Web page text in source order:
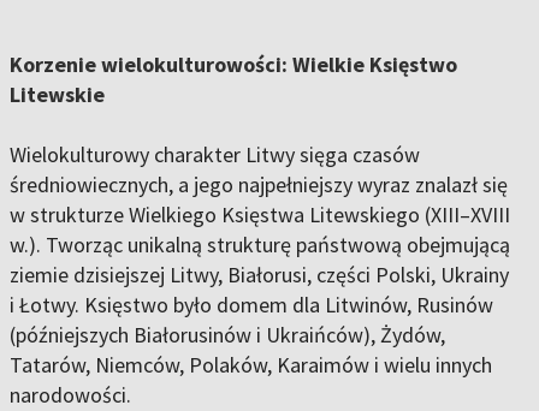
Korzenie wielokulturowości: Wielkie Księstwo
Litewskie
Wielokulturowy charakter Litwy sięga czasów
średniowiecznych, a jego najpełniejszy wyraz znalazł się
w strukturze Wielkiego Księstwa Litewskiego (XIII–XVIII
w.). Tworząc unikalną strukturę państwową obejmującą
ziemie dzisiejszej Litwy, Białorusi, części Polski, Ukrainy
i Łotwy. Księstwo było domem dla Litwinów, Rusinów
(późniejszych Białorusinów i Ukraińców), Żydów,
Tatarów, Niemców, Polaków, Karaimów i wielu innych
narodowości.